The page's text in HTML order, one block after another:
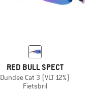
RED BULL SPECT
Dundee Cat 3 (VLT 12%)
Fietsbril